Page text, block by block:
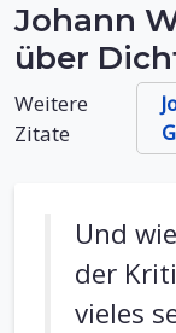
Johann
über
Weitere
Zitate
Und
der
vieles